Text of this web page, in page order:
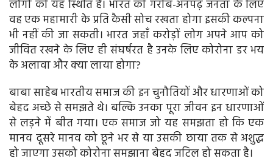
लोगों की यह स्थिति है। भारत की गरीब-अनपढ़ जनता के लिए
व‍ह एक महामारी के प्रति कैसी सोच रखता होगा इसकी कल्पना
भी नहीं की जा सकती। भारत जहाँ करोड़ों लोग अपने आप को
जीवित रखने के लिए ही संघर्षरत है उनके लिए कोरोना डर भय
के अलावा और क्या लाया होगा?
बाबा साहेब भारतीय समाज की इन चुनौतियों और धारणाओं को
बेहद अच्छे से समझते थे। बल्कि उनका पूरा जीवन इन धारणाओं
से लड़ने में बीत गया। एक समाज जो यह समझता हो कि एक
मानव दूसरे मानव को छूने भर से या उसकी छाया तक से अशुद्ध
हो जाएगा उसको कोरोना समझाना बेहद जटिल हो सकता है।